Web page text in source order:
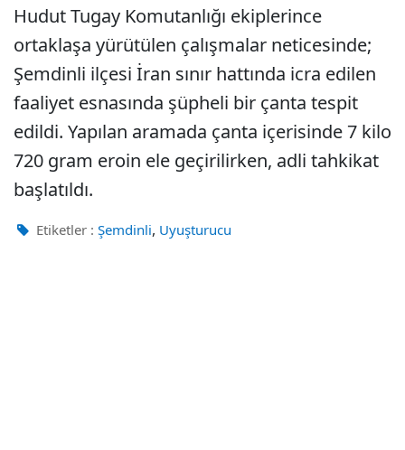
Hudut Tugay Komutanlığı ekiplerince
ortaklaşa yürütülen çalışmalar neticesinde;
Şemdinli ilçesi İran sınır hattında icra edilen
faaliyet esnasında şüpheli bir çanta tespit
edildi. Yapılan aramada çanta içerisinde 7 kilo
720 gram eroin ele geçirilirken, adli tahkikat
başlatıldı.
Etiketler : Şemdinli, Uyuşturucu